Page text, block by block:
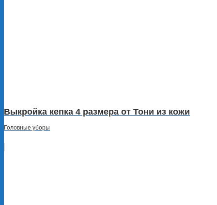
Выкройка кепка 4 размера от Тони из кожи
Головные уборы